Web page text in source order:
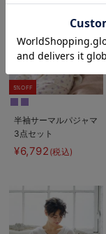
5%OFF
半袖サーマルパジャマ
3点セット
JEMORGAN（ジェー
イーモーガン） ギフ
【出産後も長く使え
¥6,792 (税込)